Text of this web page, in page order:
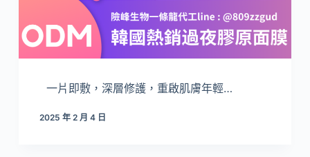
一片即敷，深層修護，重啟肌膚年輕…
2025 年 2 月 4 日